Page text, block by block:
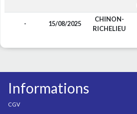
- 15/08/2025
CHINON-
RICHELIEU
Informations
CGV